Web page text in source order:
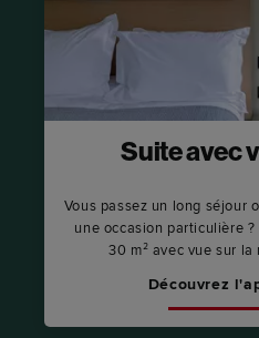
Suite avec
Vous passez un long séjour
une occasion particulière
30 m² avec vue sur
Découvrez